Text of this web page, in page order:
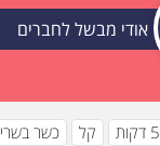
אודי מבשל לחברים
קל כשר בשרי